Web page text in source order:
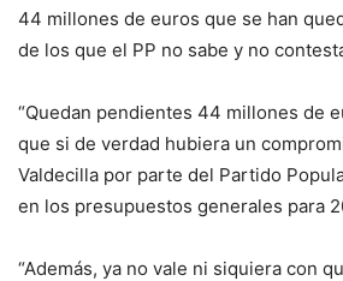
44 millones de euros que se han
de los que el PP no sabe y no
“Quedan pendientes 44 millones de
que si de verdad hubiera un
Valdecilla por parte del Partido
en los presupuestos generales para
“Además, ya no vale ni siquiera con